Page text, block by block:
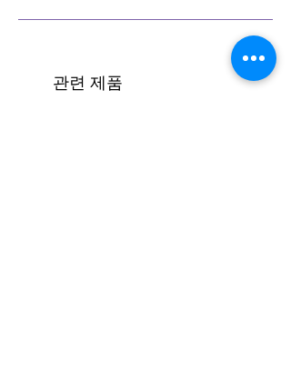
관련 제품